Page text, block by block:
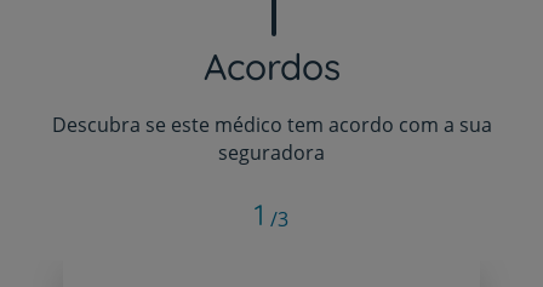
Acordos
Descubra se este médico tem acordo com a sua
seguradora
1 /3